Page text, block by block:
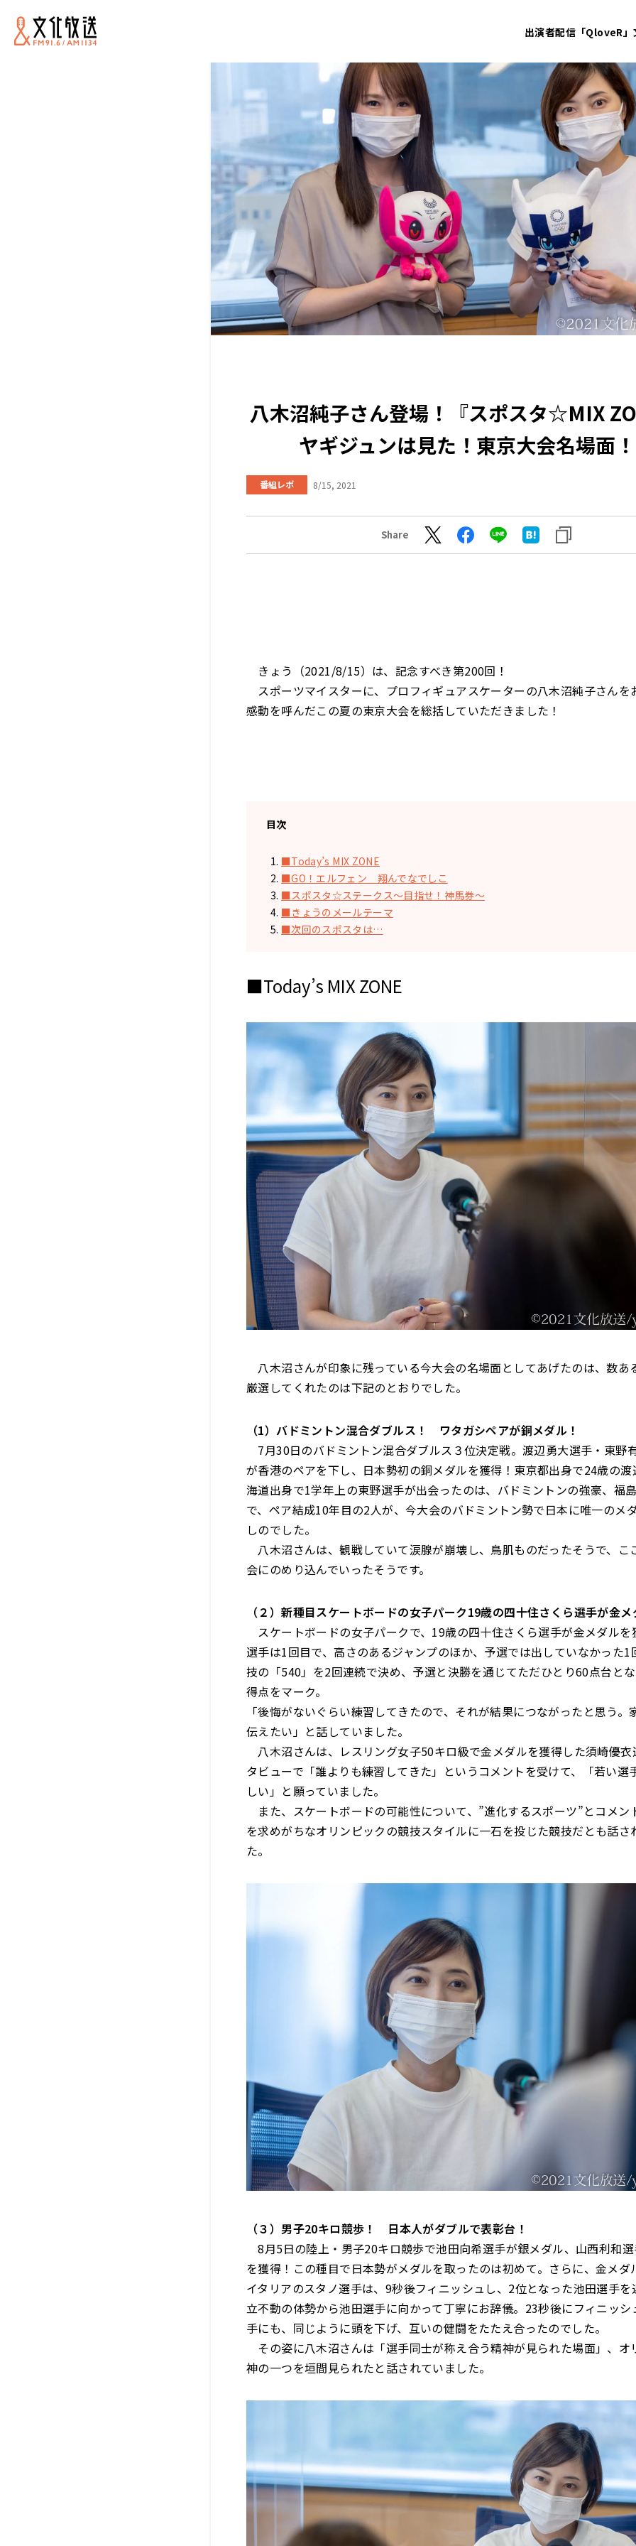
出演者配信「QloveR」
八木沼純子さん登場！『スポスタ☆MIX
ヤギジュンは見た！東京大会名場面！
番組レポ 8/15, 2021
Share
きょう（2021/8/15）は、記念すべき第200回！
スポーツマイスターに、プロフィギュアスケーターの八木沼純子さんを
感動を呼んだこの夏の東京大会を総括していただきました！
目次
■Today’s MIX ZONE
■GO！エルフェン 翔んでなでしこ
■スポスタ☆ステークス〜目指せ！神馬券〜
■きょうのメールテーマ
■次回のスポスタは…
■Today’s MIX ZONE
八木沼さんが印象に残っている今大会の名場面としてあげたのは、数あ
厳選してくれたのは下記のとおりでした。
（1）バドミントン混合ダブルス！ ワタガシペアが銅メダル！
7月30日のバドミントン混合ダブルス３位決定戦。渡辺勇大選手・東野
が香港のペアを下し、日本勢初の銅メダルを獲得！東京都出身で24歳の渡
海道出身で1学年上の東野選手が出会ったのは、バドミントンの強豪、福
で、ペア結成10年目の2人が、今大会のバドミントン勢で日本に唯一のメ
しのでした。
八木沼さんは、観戦していて涙腺が崩壊し、鳥肌ものだったそうで、こ
会にのめり込んでいったそうです。
（２）新種目スケートボードの女子パーク19歳の四十住さくら選手が金メ
スケートボードの女子パークで、19歳の四十住さくら選手が金メダルを
選手は1回目で、高さのあるジャンプのほか、予選では出していなかった1
技の「540」を2回連続で決め、予選と決勝を通じてただひとり60点台と
得点をマーク。
「後悔がないぐらい練習してきたので、それが結果につながったと思う。
伝えたい」と話していました。
八木沼さんは、レスリング女子50キロ級で金メダルを獲得した須崎優衣
タビューで「誰よりも練習してきた」というコメントを受けて、「若い選
しい」と願っていました。
また、スケートボードの可能性について、”進化するスポーツ”とコメン
を求めがちなオリンピックの競技スタイルに一石を投じた競技だとも話さ
た。
（３）男子20キロ競歩！ 日本人がダブルで表彰台！
8月5日の陸上・男子20キロ競歩で池田向希選手が銀メダル、山西利和
を獲得！この種目で日本勢がメダルを取ったのは初めて。さらに、金メダ
イタリアのスタノ選手は、9秒後フィニッシュし、2位となった池田選手を
立不動の体勢から池田選手に向かって丁寧にお辞儀。23秒後にフィニッシ
手にも、同じように頭を下げ、互いの健闘をたたえ合ったのでした。
その姿に八木沼さんは「選手同士が称え合う精神が見られた場面」、オ
神の一つを垣間見られたと話されていました。